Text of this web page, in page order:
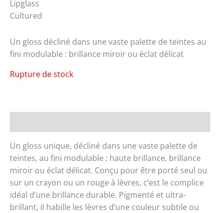
Lipglass
Cultured
Un gloss décliné dans une vaste palette de teintes au
fini modulable : brillance miroir ou éclat délicat
Rupture de stock
Un gloss unique, décliné dans une vaste palette de
teintes, au fini modulable : haute brillance, brillance
miroir ou éclat délicat. Conçu pour être porté seul ou
sur un crayon ou un rouge à lèvres, c’est le complice
idéal d’une brillance durable. Pigmenté et ultra-
brillant, il habille les lèvres d’une couleur subtile ou